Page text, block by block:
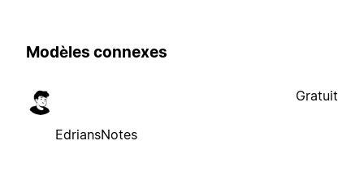
Modèles connexes
EdriansNotes
Gratuit